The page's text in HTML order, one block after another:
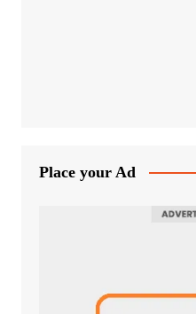
Place your Ad